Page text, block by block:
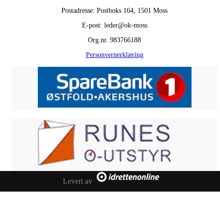
Postadresse: Postboks 164, 1501 Moss
E-post: leder@ok-moss
Org.nr. 983766188
Personvernerklæring
Levert av